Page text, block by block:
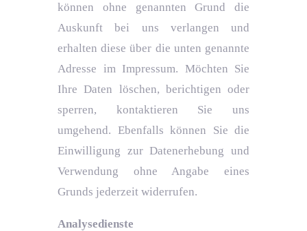
können ohne genannten Grund die
Auskunft bei uns verlangen und
erhalten diese über die unten genannte
Adresse im Impressum. Möchten Sie
Ihre Daten löschen, berichtigen oder
sperren, kontaktieren Sie uns
umgehend. Ebenfalls können Sie die
Einwilligung zur Datenerhebung und
Verwendung ohne Angabe eines
Grunds jederzeit widerrufen.
Analysedienste